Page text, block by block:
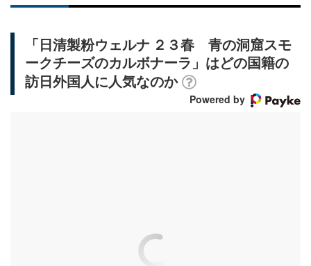
「日清製粉ウェルナ ２３春 青の洞窟スモ
ークチーズのカルボナーラ」はどの国籍の
訪日外国人に人気なのか
Powered by